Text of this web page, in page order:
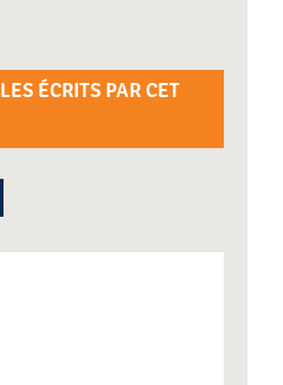
ÉCRITS PAR CET